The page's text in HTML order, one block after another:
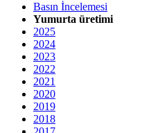
Basın İncelemesi
Yumurta üretimi
2025
2024
2023
2022
2021
2020
2019
2018